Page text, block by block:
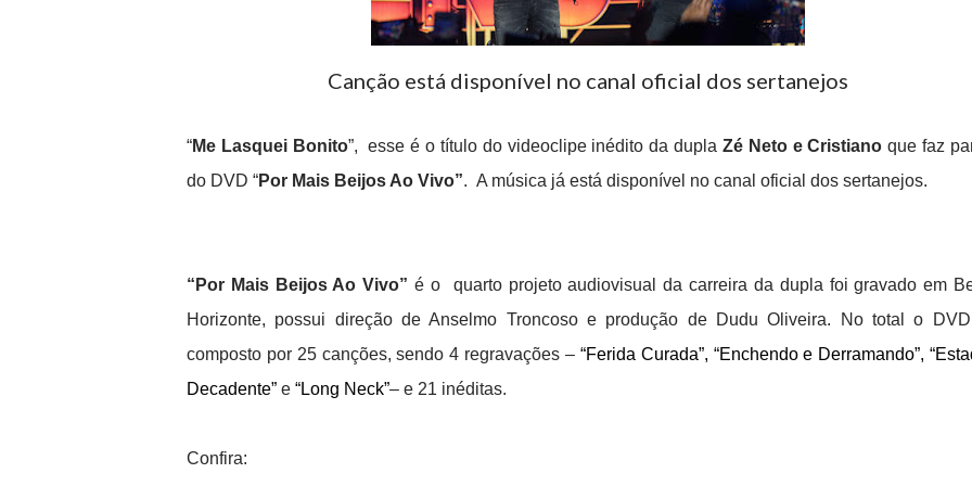
Canção está disponível no canal oficial dos sertanejos
“Me Lasquei Bonito”, esse é o título do videoclipe inédito da dupla Zé Neto e Cristiano que faz
do DVD “Por Mais Beijos Ao Vivo”. A música já está disponível no canal oficial dos sertanejos.
“Por Mais Beijos Ao Vivo”é o quarto projeto audiovisual da carreira da dupla foi gravado em
Horizonte, possui direção de Anselmo Troncoso e produção de Dudu Oliveira. No total o
composto por 25 canções, sendo 4 regravações – “Ferida Curada”, “Enchendo e Derramando”,
Decadente” e “Long Neck”– e 21 inéditas.
Confira: